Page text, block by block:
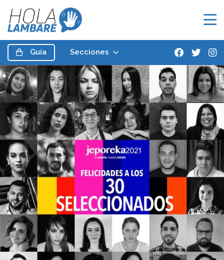
Guía Secciones